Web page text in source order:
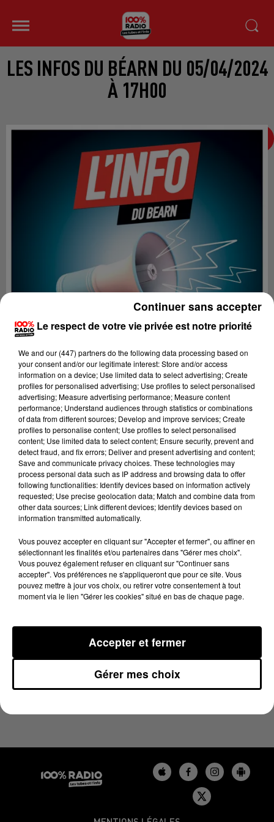
LES INFOS DU BÉARN DU 05/04/2024
À 17H00
Lecture (4 min 40 sec)
100%
5 avril 2024 - 4 min 40 sec
LES INFOS DU BÉARN DU 05/04/2024 À 17H00
Le respect de votre vie privée est notre priorité
We and our (447) partnersdo the following data processing based on
your consent and/or our legitimate interest: Store and/or access
information on a device; Use limited data to select advertising; Create
profiles for personalised advertising; Use profiles to select personalised
advertising; Measure advertising performance; Measure content
performance; Understand audiences through statistics or combinations
of data from different sources; Develop and improve services; Create
profiles to personalise content; Use profiles to select personalised
content; Use limited data to select content; Ensure security, prevent and
detect fraud, and fix errors; Deliver and present advertising and content;
Save and communicate privacy choices. These technologies may
process personal data such as IP address and browsing data to offer
following functionalities: Identify devices based on information actively
requested; Use precise geolocation data; Match and combine data from
other data sources; Link different devices; Identify devices based on
information transmitted automatically.
Vous pouvez accepter en cliquant sur "Accepter et fermer", ou affiner en
sélectionnant les finalités et/ou partenaires dans "Gérer mes choix".
Vous pouvez également refuser en cliquant sur "Continuer sans
accepter". Vos préférences ne s'appliqueront que pour ce site. Vous
pouvez mettre à jour vos choix, ou retirer votre consentement à tout
moment via le lien "Gérer les cookies" situé en bas de chaque page.
Gérer mes choix
Accepter et fermer
Continuer sans accepter